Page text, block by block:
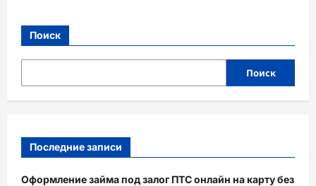
Поиск
Поиск
Последние записи
Оформление займа под залог ПТС онлайн на карту без